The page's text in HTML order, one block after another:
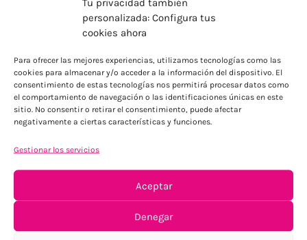
personalizada: Configura tus
cookies ahora
Para ofrecer las mejores experiencias, utilizamos tecnologías como las
cookies para almacenar y/o acceder a la información del dispositivo. El
consentimiento de estas tecnologías nos permitirá procesar datos como
el comportamiento de navegación o las identificaciones únicas en este
sitio. No consentir o retirar el consentimiento, puede afectar
negativamente a ciertas características y funciones.
Gestionar los servicios
Aceptar
Denegar
Para Península, resto consultar
TU SATISFACCIÓN = LA NUESTRA
Tu confianza, nuestro objetivo